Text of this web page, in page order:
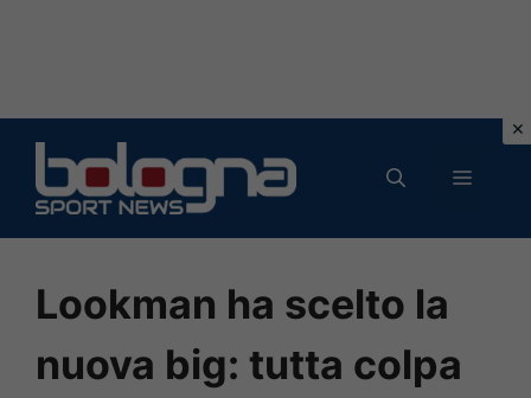
contenuto
MENU
Lookman ha scelto la
nuova big: tutta colpa